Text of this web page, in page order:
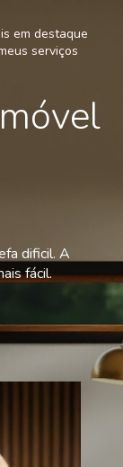
em destaque
serviços
dificil. A
fácil.